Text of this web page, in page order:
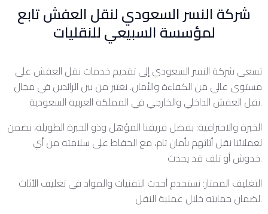
شركة النسر السعودي لنقل العفش تابع
لمؤسسة السبيعي للنقليات
تسعى شركة النسر السعودي إلى تقديم خدمات نقل العفش على
مستوى عالي من الكفاءة والأمان. نعتبر من بين الرائدين في مجال
نقل العفش الداخلي والخارجي في المملكة العربية السعودية.
الخبرة والاحترافية: بفضل فريقنا المؤهل وذو الخبرة الطويلة، نضمن
لعملائنا نقل أثاثهم بأمان تام، مع الحفاظ على سلامته من أي
خدوش أو تلف قد يحدث.
التغليف الممتاز: نستخدم أحدث التقنيات والمواد في تغليف الأثاث
لضمان حمايته خلال عملية النقل.